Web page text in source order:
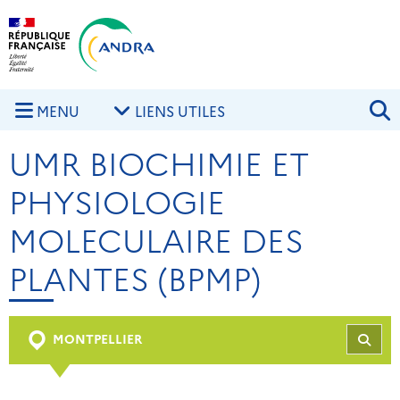
Aller au contenu principal
MENU LIENS UTILES
UMR BIOCHIMIE ET
PHYSIOLOGIE
MOLECULAIRE DES
PLANTES (BPMP)
MONTPELLIER